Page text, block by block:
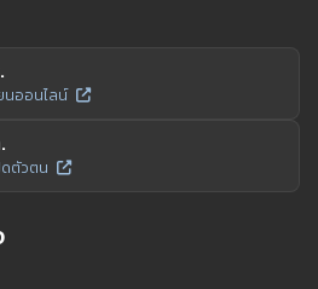
นออนไลน์
ดตัวตน